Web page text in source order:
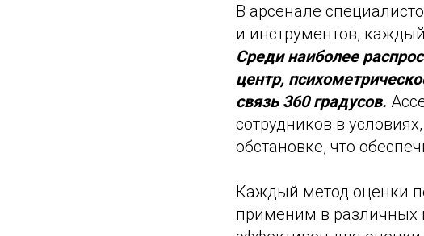
В арсенале
и инструментов,
Среди наиболее
центр,
связь 360 градусов.
сотрудников в
обстановке, что
Каждый метод оценки
применим в различных